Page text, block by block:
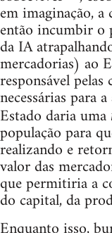
em imaginação,
então incumbir o
da IA
mercadorias) ao
responsável
necessárias para
Estado daria uma
população para
realizando e
valor das
que permitiria a
do capital, da